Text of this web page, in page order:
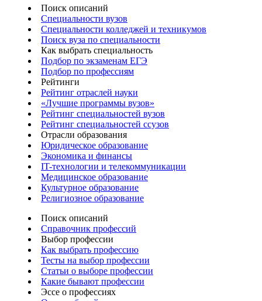
Поиск описаний
Специальности вузов
Специальности колледжей и техникумов
Поиск вуза по специальности
Как выбрать специальность
Подбор по экзаменам ЕГЭ
Подбор по профессиям
Рейтинги
Рейтинг отраслей науки
«Лучшие программы вузов»
Рейтинг специальностей вузов
Рейтинг специальностей ссузов
Отрасли образования
Юридическое образование
Экономика и финансы
IT-технологии и телекоммуникации
Медицинское образование
Культурное образование
Религиозное образование
Поиск описаний
Справочник профессий
Выбор профессии
Как выбрать профессию
Тесты на выбор профессии
Статьи о выборе профессии
Какие бывают профессии
Эссе о профессиях